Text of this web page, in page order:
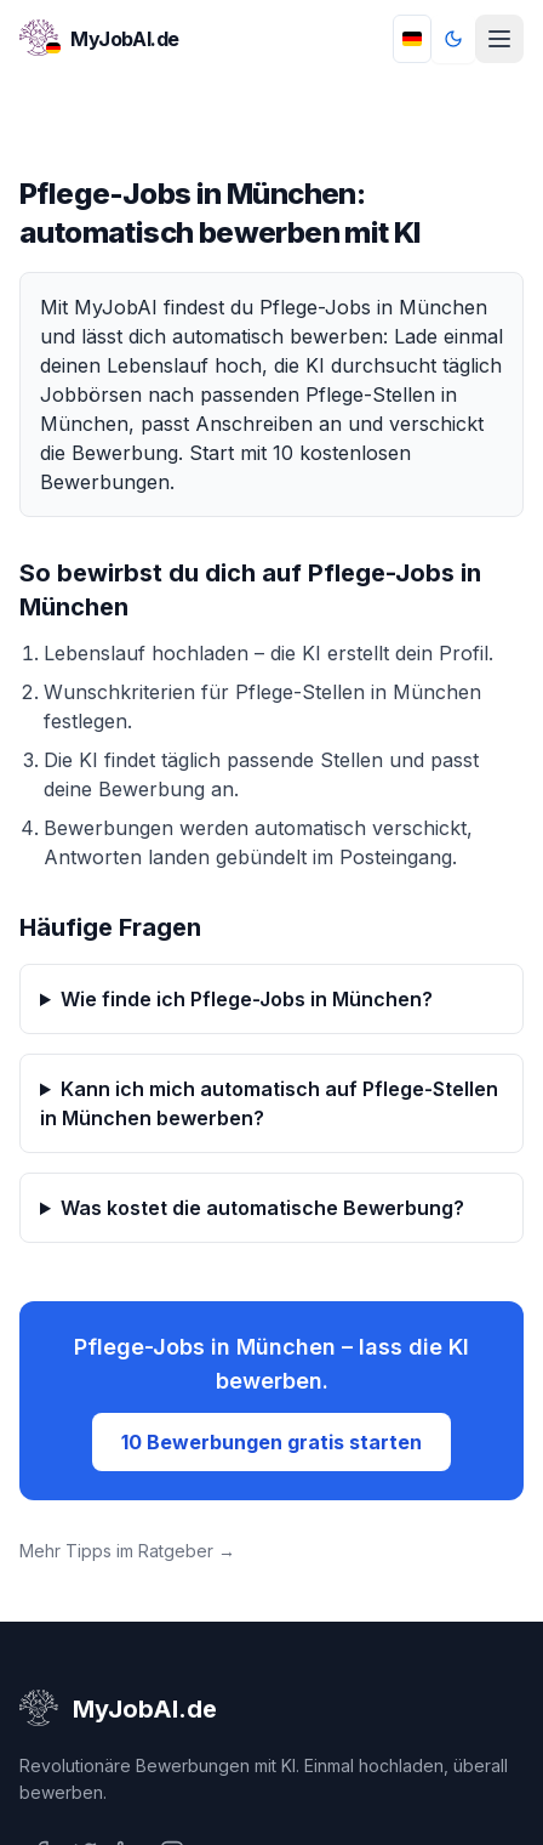
MyJobAI.de Toggle
Pflege-Jobs in München:
automatisch bewerben mit KI
Mit MyJobAI findest du Pflege-Jobs in München
und lässt dich automatisch bewerben: Lade einmal
deinen Lebenslauf hoch, die KI durchsucht täglich
Jobbörsen nach passenden Pflege-Stellen in
München, passt Anschreiben an und verschickt
die Bewerbung. Start mit 10 kostenlosen
Bewerbungen.
So bewirbst du dich auf Pflege-Jobs in
München
Lebenslauf hochladen – die KI erstellt dein Profil.
Wunschkriterien für Pflege-Stellen in München
festlegen.
Die KI findet täglich passende Stellen und passt
deine Bewerbung an.
Bewerbungen werden automatisch verschickt,
Antworten landen gebündelt im Posteingang.
Häufige Fragen
Wie finde ich Pflege-Jobs in München?
Kann ich mich automatisch auf Pflege-Stellen
in München bewerben?
Was kostet die automatische Bewerbung?
Pflege-Jobs in München – lass die KI
bewerben.
10 Bewerbungen gratis starten
Mehr Tipps im Ratgeber →
MyJobAI.de
Revolutionäre Bewerbungen mit KI. Einmal hochladen, überall
bewerben.